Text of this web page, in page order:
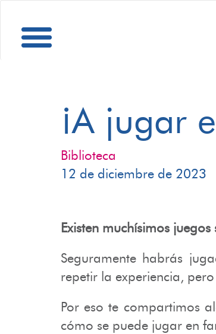
¡A jugar
Biblioteca
12 de diciembre de 2023
Existen muchísimos
Seguramente habrás
repetir la experiencia,
Por eso te compartimos
cómo se puede jugar en